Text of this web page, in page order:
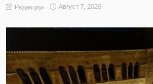
Редакција Август 7, 2026